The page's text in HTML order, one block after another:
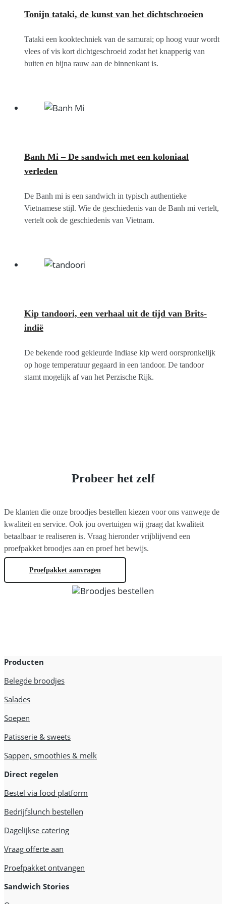
Tonijn tataki, de kunst van het dichtschroeien
Tataki een kooktechniek van de samurai; op hoog vuur wordt
vlees of vis kort dichtgeschroeid zodat het knapperig van
buiten en bijna rauw aan de binnenkant is.
Banh Mi – De sandwich met een koloniaal
verleden
De Banh mi is een sandwich in typisch authentieke
Vietnamese stijl. Wie de geschiedenis van de Banh mi vertelt,
vertelt ook de geschiedenis van Vietnam.
Kip tandoori, een verhaal uit de tijd van Brits-
indië
De bekende rood gekleurde Indiase kip werd oorspronkelijk
op hoge temperatuur gegaard in een tandoor. De tandoor
stamt mogelijk af van het Perzische Rijk.
Probeer het zelf
De klanten die onze broodjes bestellen kiezen voor ons vanwege de
kwaliteit en service. Ook jou overtuigen wij graag dat kwaliteit
betaalbaar te realiseren is. Vraag hieronder vrijblijvend een
proefpakket broodjes aan en proef het bewijs.
Proefpakket aanvragen
Producten
Belegde broodjes
Salades
Soepen
Patisserie & sweets
Sappen, smoothies & melk
Direct regelen
Bestel via food platform
Bedrijfslunch bestellen
Dagelijkse catering
Vraag offerte aan
Proefpakket ontvangen
Sandwich Stories